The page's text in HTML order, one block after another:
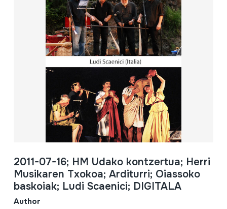
2011-07-16; HM Udako kontzertua; Herri
Musikaren Txokoa; Arditurri; Oiassoko
baskoiak; Ludi Scaenici; DIGITALA
Author